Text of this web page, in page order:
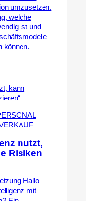
umzusetzen.
welche
ist und
können.
nutzt,
Risiken
Hallo
mit